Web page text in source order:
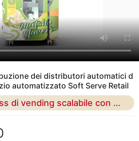
dei distributori automatici d
automatizzato Soft Serve Retail
Lancia un business di vending scalabile con macchine dirette in fabbrica, funzionamento remoto intelligente, personalizzazione flessibile e supporto tecnico pronto per il distributore